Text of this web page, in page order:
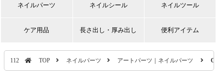
ネイルパーツ ネイルシール ネイルツール
ケア用品 長さ出し・厚み出し 便利アイテム
112 TOP ネイルパーツ アートパーツ｜ネイルパーツ